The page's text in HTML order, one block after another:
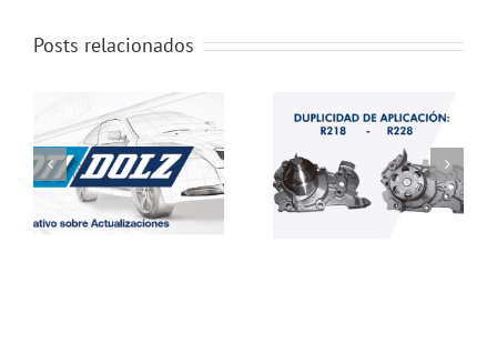
Posts relacionados
Duplicidad de
Aplicación
NotiDolz Nº115
Automec Brasil
2013